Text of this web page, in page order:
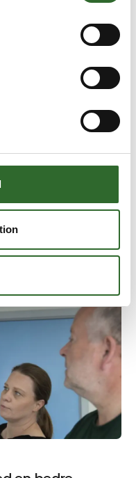
recepten
men også
fødevare-